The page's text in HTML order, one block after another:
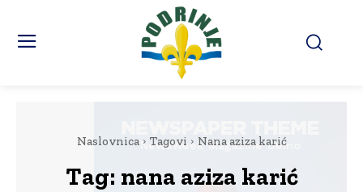
Naslovnica Tagovi Nana aziza karić
Tag: nana aziza karić